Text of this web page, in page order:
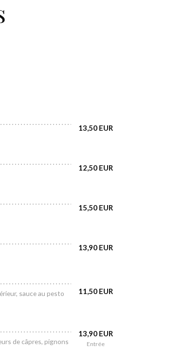
13,50 EUR
12,50 EUR
15,50 EUR
13,90 EUR
sauce au pesto
11,50 EUR
de câpres, pignons
13,90 EUR
Entrée